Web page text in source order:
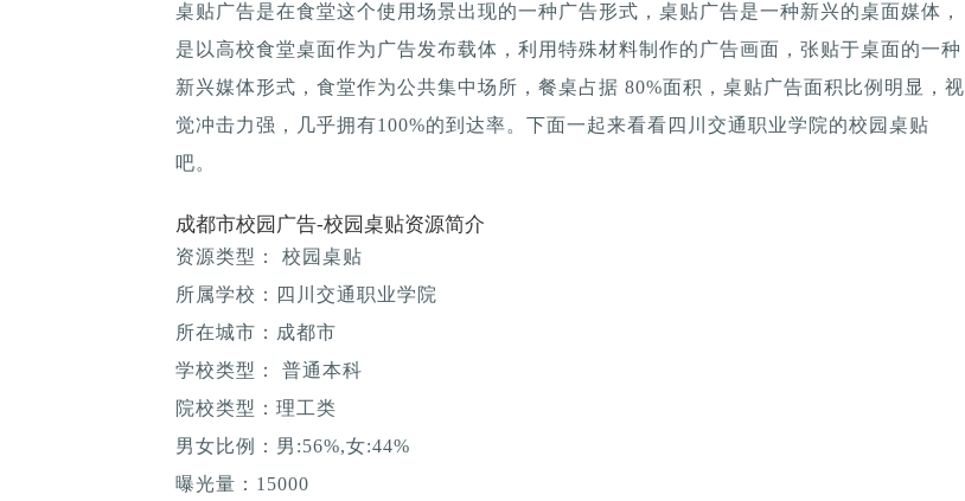
桌贴广告是在食堂这个使用场景出现的一种广告形式，桌贴广告是一种新兴的桌面媒体，
是以高校食堂桌面作为广告发布载体，利用特殊材料制作的广告画面，张贴于桌面的一种
新兴媒体形式，食堂作为公共集中场所，餐桌占据 80%面积，桌贴广告面积比例明显，视
觉冲击力强，几乎拥有100%的到达率。下面一起来看看四川交通职业学院的校园桌贴
吧。
成都市校园广告-校园桌贴资源简介
资源类型： 校园桌贴
所属学校：四川交通职业学院
所在城市：成都市
学校类型： 普通本科
院校类型：理工类
男女比例：男:56%,女:44%
曝光量：15000